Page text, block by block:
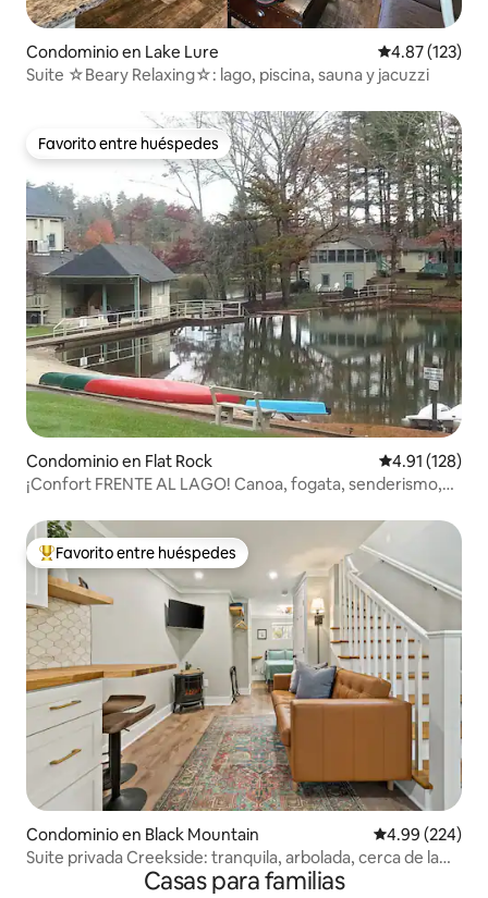
Condominio en Lake Lure Calificación
4.87 (123)
Suite ☆Beary Relaxing☆: lago, piscina, sauna y jacuzzi
Favorito entre huéspedes
Favorito entre huéspedes
Condominio en Flat Rock Calificación
4.91 (128)
¡Confort FRENTE AL LAGO! Canoa, fogata, senderismo,
De los mejores en Favorito entre huéspedes
Favorito entre huéspedes
Condominio en Black Mountain Calificación
4.99 (224)
Suite privada Creekside: tranquila, arbolada, cerca de la
Casas para familias